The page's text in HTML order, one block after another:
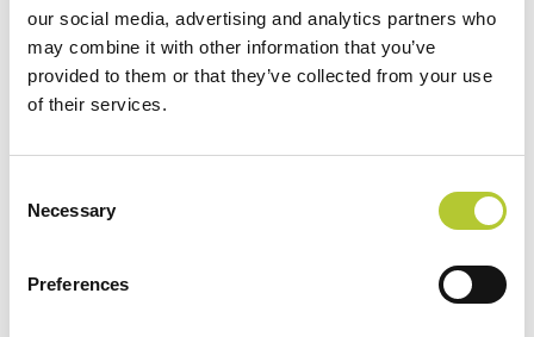
our social media, advertising and analytics partners who
may combine it with other information that you’ve
provided to them or that they’ve collected from your use
of their services.
Selection
Necessary
Preferences
circolare? Ti aspettiamo nel nostro showroomSpazio
Domal a Milano, in Viale Bianca Maria 2:un luogo
pensato per ispirare progettisti, clienti e professionisti, dove
passaggio diventa parte di un futuro più sostenibile.
Video non disponibile a causa delle